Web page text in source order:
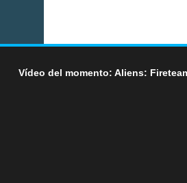
Vídeo del momento: Aliens: